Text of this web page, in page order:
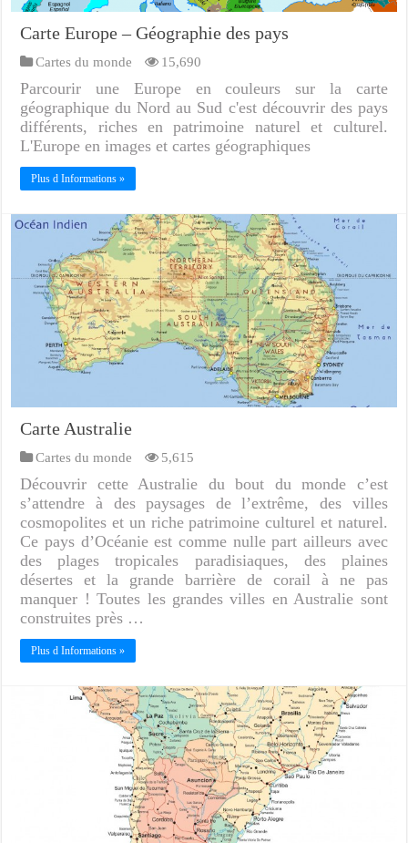
Carte Europe – Géographie des pays
Cartes du monde 15,690
Parcourir une Europe en couleurs sur la carte
géographique du Nord au Sud c'est découvrir des pays
différents, riches en patrimoine naturel et culturel.
L'Europe en images et cartes géographiques
Plus d Informations »
Carte Australie
Cartes du monde 5,615
Découvrir cette Australie du bout du monde c’est
s’attendre à des paysages de l’extrême, des villes
cosmopolites et un riche patrimoine culturel et naturel.
Ce pays d’Océanie est comme nulle part ailleurs avec
des plages tropicales paradisiaques, des plaines
désertes et la grande barrière de corail à ne pas
manquer ! Toutes les grandes villes en Australie sont
construites près …
Plus d Informations »